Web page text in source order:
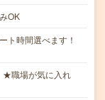
OK
時間選べます！
職場が気に入れ